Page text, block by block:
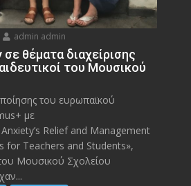
admin admin
θέματα διαχείρισης
του Μουσικού
του ευρωπαϊκού
με
Anxiety’s Relief and Management
for Teachers and Students»,
του Μουσικού Σχολείου